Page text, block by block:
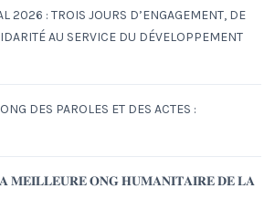
2026 : TROIS JOURS D’ENGAGEMENT, DE
AU SERVICE DU DÉVELOPPEMENT
DES PAROLES ET DES ACTES :
𝐌𝐄𝐈𝐋𝐋𝐄𝐔𝐑𝐄 𝐎𝐍𝐆 𝐇𝐔𝐌𝐀𝐍𝐈𝐓𝐀𝐈𝐑𝐄 𝐃𝐄 𝐋𝐀